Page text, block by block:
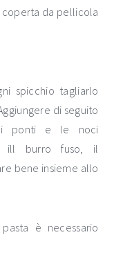
da pellicola
spicchio tagliarlo
di seguito
i ponti e le noci
ill burro fuso, il
bene insieme allo
è necessario